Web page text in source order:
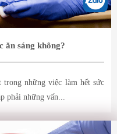
ăn sáng không?
những việc làm hết sức
phải những vấn...